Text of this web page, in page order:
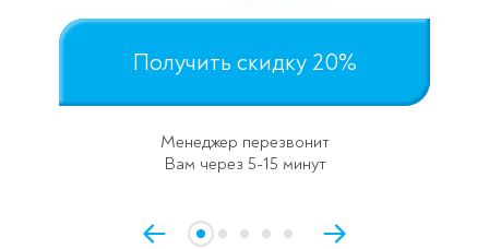
Получить скидку 20%
Менеджер перезвонит
Вам через 5-15 минут